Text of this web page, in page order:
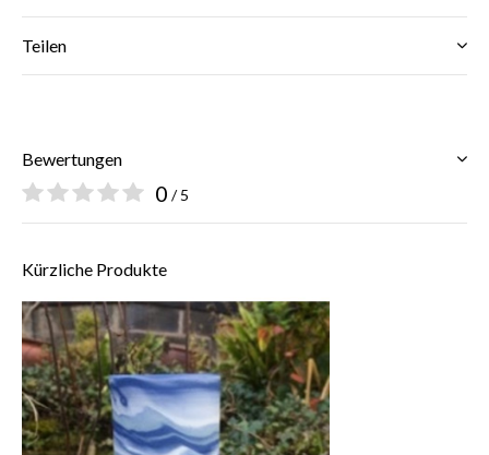
Teilen
Bewertungen
0 / 5
Kürzliche Produkte